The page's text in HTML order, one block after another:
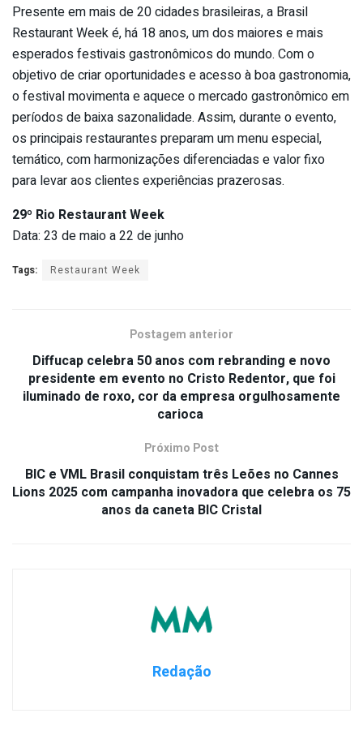
Presente em mais de 20 cidades brasileiras, a Brasil
Restaurant Week é, há 18 anos, um dos maiores e mais
esperados festivais gastronômicos do mundo. Com o
objetivo de criar oportunidades e acesso à boa gastronomia,
o festival movimenta e aquece o mercado gastronômico em
períodos de baixa sazonalidade. Assim, durante o evento,
os principais restaurantes preparam um menu especial,
temático, com harmonizações diferenciadas e valor fixo
para levar aos clientes experiências prazerosas.
29º Rio Restaurant Week
Data: 23 de maio a 22 de junho
Tags: Restaurant Week
Postagem anterior
Diffucap celebra 50 anos com rebranding e novo
presidente em evento no Cristo Redentor, que foi
iluminado de roxo, cor da empresa orgulhosamente
carioca
Próximo Post
BIC e VML Brasil conquistam três Leões no Cannes
Lions 2025 com campanha inovadora que celebra os 75
anos da caneta BIC Cristal
Redação